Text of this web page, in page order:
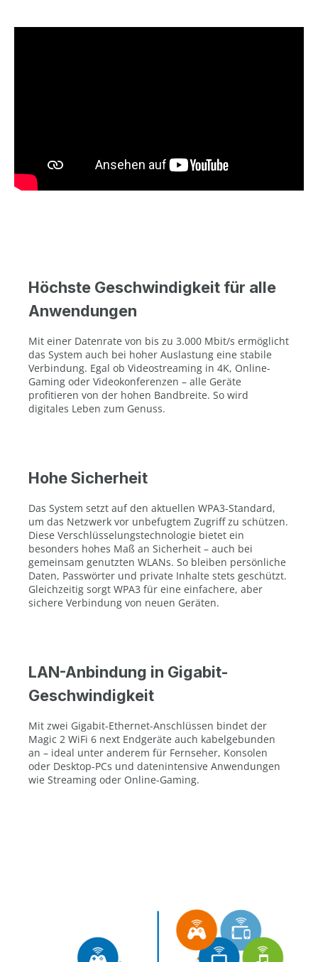
Höchste Geschwindigkeit für alle
Anwendungen
Mit einer Datenrate von bis zu 3.000 Mbit/s ermöglicht
das System auch bei hoher Auslastung eine stabile
Verbindung. Egal ob Videostreaming in 4K, Online-
Gaming oder Videokonferenzen – alle Geräte
profitieren von der hohen Bandbreite. So wird
digitales Leben zum Genuss.
Hohe Sicherheit
Das System setzt auf den aktuellen WPA3-Standard,
um das Netzwerk vor unbefugtem Zugriff zu schützen.
Diese Verschlüsselungstechnologie bietet ein
besonders hohes Maß an Sicherheit – auch bei
gemeinsam genutzten WLANs. So bleiben persönliche
Daten, Passwörter und private Inhalte stets geschützt.
Gleichzeitig sorgt WPA3 für eine einfachere, aber
sichere Verbindung von neuen Geräten.
LAN-Anbindung in Gigabit-
Geschwindigkeit
Mit zwei Gigabit-Ethernet-Anschlüssen bindet der
Magic 2 WiFi 6 next Endgeräte auch kabelgebunden
an – ideal unter anderem für Fernseher, Konsolen
oder Desktop-PCs und datenintensive Anwendungen
wie Streaming oder Online-Gaming.